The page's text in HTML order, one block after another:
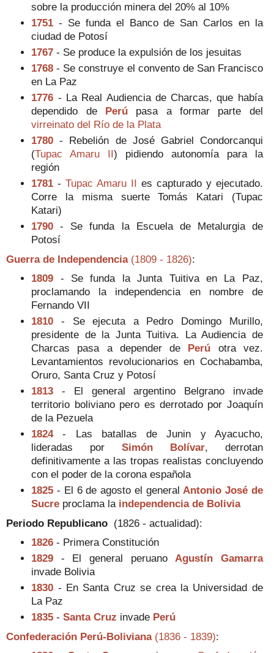
sobre la producción minera del 20% al 10%
1751- Se funda el Banco de San Carlos en la
ciudad de Potosí
1767- Se produce la expulsión de los jesuitas
1768- Se construye el convento de San Francisco
en La Paz
1776 - La Real Audiencia de Charcas, que había
dependido de Perú pasa a formar parte del
virreinato del Río de la Plata
1780- Rebelión de José Gabriel Condorcanqui
(Tupac Amaru II) pidiendo autonomía para la
región
1781-Tupac Amaru II
es capturado y ejecutado.
Corre la misma suerte Tomás Katari (Tupac
Katari)
1790- Se funda la Escuela de Metalurgia de
Potosí
Guerra de Independencia(1809 - 1826):
1809 - Se funda la Junta Tuitiva en La Paz,
proclamando la independencia en nombre de
Fernando VII
1810 - Se ejecuta a Pedro Domingo Murillo,
presidente de la Junta Tuitiva. La Audiencia de
Charcas pasa a depender de Perú otra vez.
Levantamientos revolucionarios en Cochabamba,
Oruro, Santa Cruz y Potosí
1813 - El general argentino Belgrano invade
territorio boliviano pero es derrotado por Joaquín
de la Pezuela
1824- Las batallas de Junin y Ayacucho,
lideradas por Simón Bolívar, derrotan
definitivamente a las tropas realistas concluyendo
con el poder de la corona española
1825 - El 6 de agosto el general Antonio José de
Sucre proclama la independencia de Bolivia
Periodo Republicano
(1826 - actualidad):
1826- Primera Constitución
1829 - El general peruano Agustín Gamarra
invade Bolivia
1830 - En Santa Cruz se crea la Universidad de
La Paz
1835-Santa Cruz invade Perú
Confederación Perú-Boliviana (1836 - 1839):